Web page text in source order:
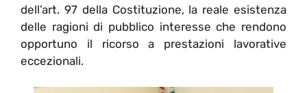
dell’art. 97 della Costituzione, la reale esistenza
delle ragioni di pubblico interesse che rendono
opportuno il ricorso a prestazioni lavorative
eccezionali.